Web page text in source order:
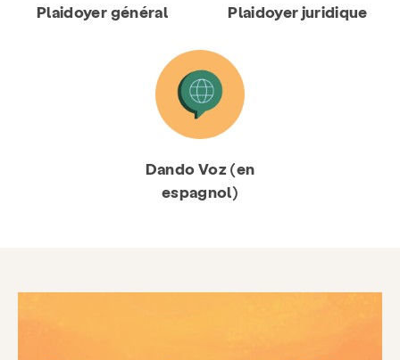
Plaidoyer général Plaidoyer juridique
Dando Voz (en
espagnol)